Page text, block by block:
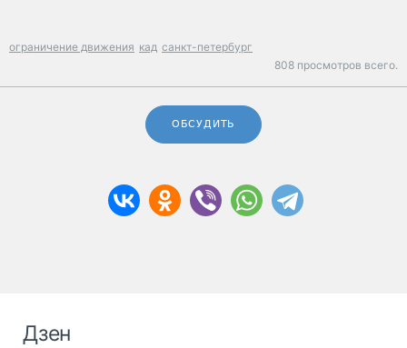
ограничение движения кад санкт-петербург
808 просмотров всего.
ОБСУДИТЬ
Дзен